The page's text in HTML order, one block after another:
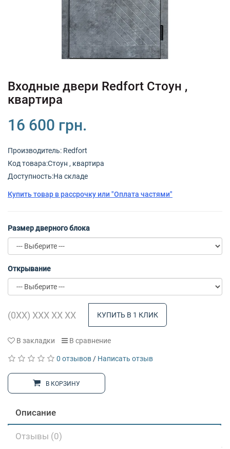
+380 (67) 380 73 18
+380 (95) 180 73 18
Входные двери Redfort Стоун ,
квартира
16 600 грн.
Производитель: Redfort
Код товарa:Стоун , квартира
Доступность:На складе
Купить товар в рассрочку или "Оплата частями"
Размер дверного блока
Открывание
КУПИТЬ В 1 КЛИК
В закладки В сравнение
0 отзывов / Написать отзыв
В КОРЗИНУ
Описание
Отзывы (0)